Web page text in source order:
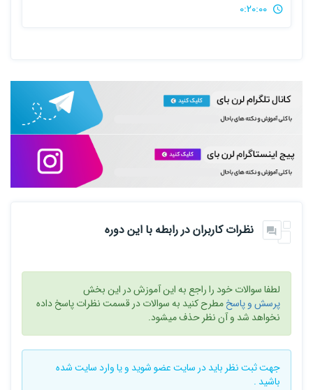
نظرات کاربران در رابطه با این دوره
لطفا سوالات خود را راجع به این آموزش در این بخش
پرسش و پاسخمطرح کنید به سوالات در قسمت نظرات پاسخ داده
نخواهد شد و آن نظر حذف میشود.
جهت ثبت نظر باید در سایتعضو شوید و یاوارد سایتشده
باشید .